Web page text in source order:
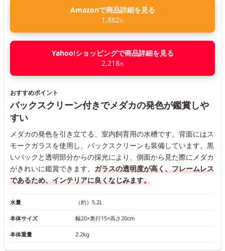
Amazonで商品詳細を見る
1,882円
Yahoo!ショッピングで商品詳細を見る
2,218円
おすすめポイント
バックスクリーン付きでメダカの発色が鑑賞しや
すい
メダカの発色を引き立てる、室内飼育用の水槽です。背面にはス
モークガラスを使用し、バックスクリーンも装備しています。黒
いバックと透明部分からの採光により、側面から見た際にメダカ
がきれいに鑑賞できます。 ガラスの透明度が高く、フレームレス
であるため、インテリアに良くなじみます。
水量 （約）5.2L
本体サイズ 幅20×奥行15×高さ20cm
本体重量 2.2kg